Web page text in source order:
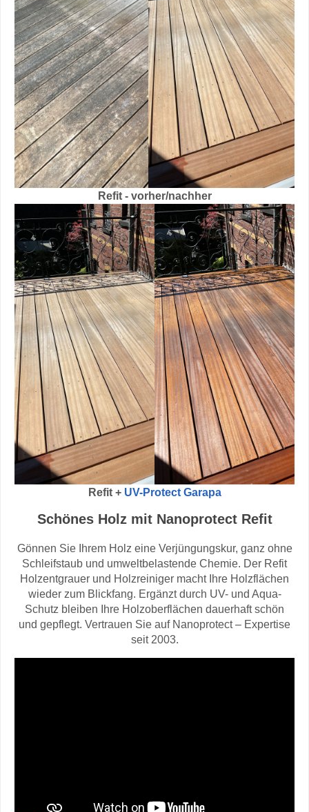
Refit - vorher/nachher
Refit + UV-Protect Garapa
Schönes Holz mit Nanoprotect Refit
Gönnen Sie Ihrem Holz eine Verjüngungskur, ganz ohne
Schleifstaub und umweltbelastende Chemie. Der Refit
Holzentgrauer und Holzreiniger macht Ihre Holzflächen
wieder zum Blickfang. Ergänzt durch UV- und Aqua-
Schutz bleiben Ihre Holzoberflächen dauerhaft schön
und gepflegt. Vertrauen Sie auf Nanoprotect – Expertise
seit 2003.